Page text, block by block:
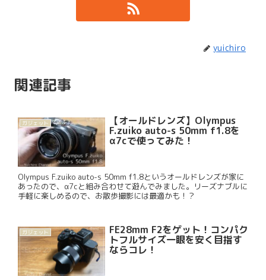
yuichiro
関連記事
ガジェット 【オールドレンズ】Olympus
F.zuiko auto-s 50mm f1.8を
α7cで使ってみた！
Olympus F.zuiko auto-s 50mm f1.8というオールドレンズが家に
あったので、α7cと組み合わせて遊んでみました。リーズナブルに
手軽に楽しめるので、お散歩撮影には最適かも！？
ガジェット FE28mm F2をゲット！コンパク
トフルサイズ一眼を安く目指す
ならコレ！